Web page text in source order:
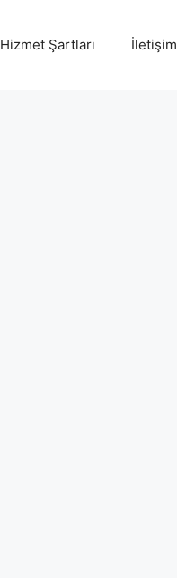
Hizmet Şartları İletişim